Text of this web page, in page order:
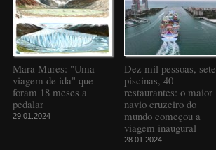
Mara Mures: "Uma
viagem de ida" que
foram 18 meses a
pedalar
29.01.2024
Dez mil pessoas, sete
piscinas, 40
restaurantes: o maior
navio cruzeiro do
mundo começou a
viagem inaugural
28.01.2024